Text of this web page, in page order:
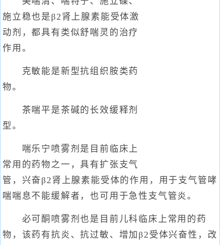
施立稳也是β2肾上腺素能受体激
动剂，都具有类似舒喘灵的治疗
作用。
克敏能是新型抗组织胺类药
物。
茶喘平是茶碱的长效缓释剂
型。
喘乐宁喷雾剂是目前临床上
常用的药物之一，具有扩张支气
管，兴奋β2肾上腺素能受体的作用，用于支气管哮
喘喘息不能缓解者，也可用于急性支气管炎。
必可酮喷雾剂也是目前儿科临床上常用的药
物，该药有抗炎、抗过敏、增加β2受体兴奋性，改